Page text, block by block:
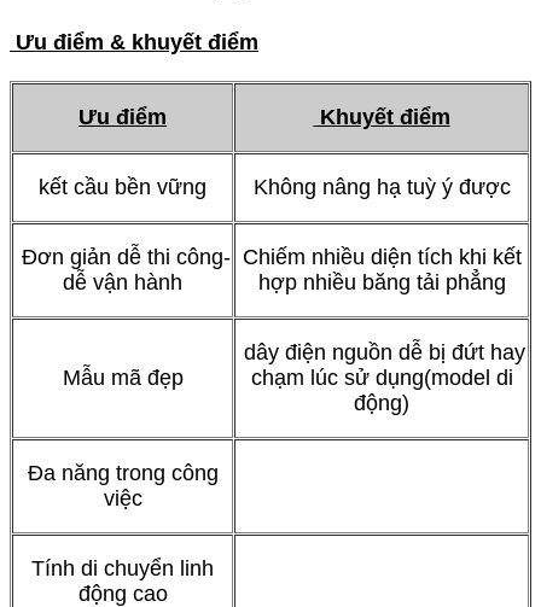
Ưu điểm & khuyết điểm
Ưu điểm Khuyết điểm
kết cầu bền vững Không nâng hạ tuỳ ý được
Đơn giản dễ thi công-
dễ vận hành
Chiếm nhiều diện tích khi kết
hợp nhiều băng tải phẳng
Mẫu mã đẹp
dây điện nguồn dễ bị đứt hay
chạm lúc sử dụng(model di
động)
Đa năng trong công
việc
Tính di chuyển linh
động cao